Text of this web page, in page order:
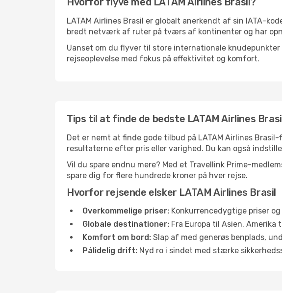
LATAM Airlines Brasil er globalt anerkendt af sin IATA-
bredt netværk af ruter på tværs af kontinenter og har
Uanset om du flyver til store internationale
rejseoplevelse med fokus på effektivitet og komfort.
Tips til at finde de bedste LATAM Airlines
Det er nemt at finde gode tilbud på LATAM Airlines
resultaterne efter pris eller varighed. Du kan også
Vil du spare endnu mere? Med et Travellink Prime-
spare dig for flere hundrede kroner på hver rejse.
Hvorfor rejsende elsker LATAM Airlines Brasil
Overkommelige priser: Konkurrencedygtige priser
Globale destinationer: Fra Europa til Asien,
Komfort om bord: Slap af med generøs benplads,
Pålidelig drift: Nyd ro i sindet med stærke